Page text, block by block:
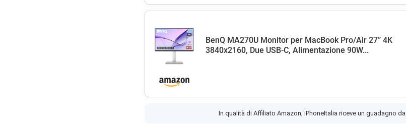
BenQ MA270U Monitor per MacBook Pro/Air 27” 4K
3840x2160, Due USB-C, Alimentazione 90W...
In qualità di Affiliato Amazon, iPhoneItalia riceve un guadagno